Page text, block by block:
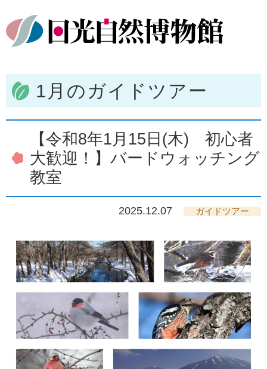
1月のガイドツアー
【令和8年1月15日(木) 初心者
大歓迎！】バードウォッチング
教室
2025.12.07 ガイドツアー